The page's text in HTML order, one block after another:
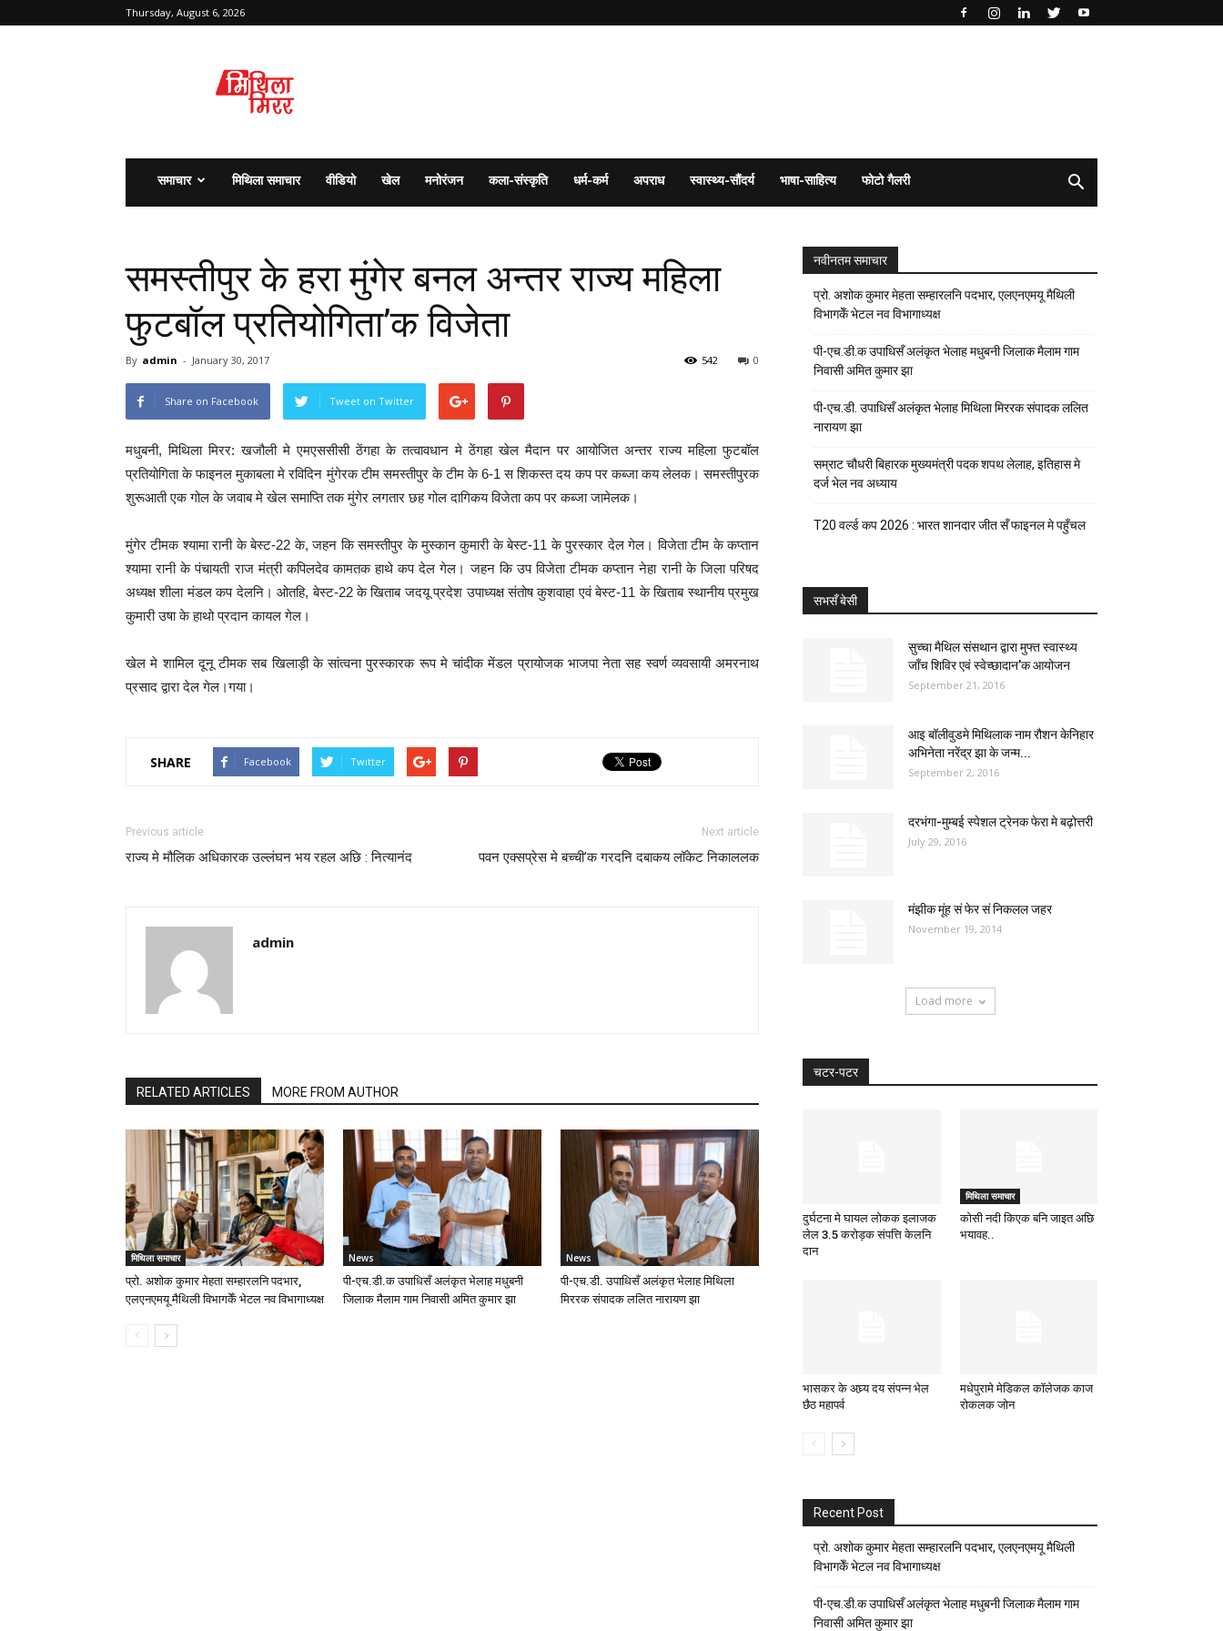
Thursday, August 6, 2026
समाचार मिथिला समाचार वीडियो खेल मनोरंजन कला-संस्कृति धर्म-कर्म अपराध स्वास्थ्य-सौंदर्य भाषा-साहित्य फोटो गैलरी
समस्तीपुर के हरा मुंगेर बनल अन्तर राज्य महिला
फुटबॉल प्रतियोगिता’क विजेता
By admin - January 30, 2017 0
542
Share on Facebook Tweet on Twitter
मधुबनी, मिथिला मिरर: खजौली मे एमएससीसी ठेंगहा के तत्वावधान मे ठेंगहा खेल मैदान पर आयोजित अन्तर राज्य महिला फुटबॉल
प्रतियोगिता के फाइनल मुकाबला मे रविदिन मुंगेरक टीम समस्तीपुर के टीम के 6-1 स शिकस्त दय कप पर कब्जा कय लेलक। समस्तीपुरक
शुरूआती एक गोल के जवाब मे खेल समाप्ति तक मुंगेर लगतार छह गोल दागिकय विजेता कप पर कब्जा जामेलक।
मुंगेर टीमक श्यामा रानी के बेस्ट-22 के, जहन कि समस्तीपुर के मुस्कान कुमारी के बेस्ट-11 के पुरस्कार देल गेल। विजेता टीम के कप्तान
श्यामा रानी के पंचायती राज मंत्री कपिलदेव कामतक हाथे कप देल गेल। जहन कि उप विजेता टीमक कप्तान नेहा रानी के जिला परिषद
अध्यक्ष शीला मंडल कप देलनि। ओतहि, बेस्ट-22 के खिताब जदयू प्रदेश उपाध्यक्ष संतोष कुशवाहा एवं बेस्ट-11 के खिताब स्थानीय प्रमुख
कुमारी उषा के हाथो प्रदान कायल गेल।
खेल मे शामिल दूनू टीमक सब खिलाड़ी के सांत्वना पुरस्कारक रूप मे चांदीक मेंडल प्रायोजक भाजपा नेता सह स्वर्ण व्यवसायी अमरनाथ
प्रसाद द्वारा देल गेल।गया।
SHARE Facebook Twitter
Previous article
राज्य मे मौलिक अधिकारक उल्लंघन भय रहल अछि : नित्यानंद
Next article
पवन एक्सप्रेस मे बच्ची’क गरदनि दबाकय लॉकेट निकाललक
admin
RELATED ARTICLES MORE FROM AUTHOR
मिथिला समाचार
प्रो. अशोक कुमार मेहता सम्हारलनि पदभार,
एलएनएमयू मैथिली विभागकेँ भेटल नव विभागाध्यक्ष
News
पी-एच.डी.क उपाधिसँ अलंकृत भेलाह मधुबनी
जिलाक मैलाम गाम निवासी अमित कुमार झा
News
पी-एच.डी. उपाधिसँ अलंकृत भेलाह मिथिला
मिररक संपादक ललित नारायण झा
नवीनतम समाचार
प्रो. अशोक कुमार मेहता सम्हारलनि पदभार, एलएनएमयू मैथिली
विभागकेँ भेटल नव विभागाध्यक्ष
पी-एच.डी.क उपाधिसँ अलंकृत भेलाह मधुबनी जिलाक मैलाम गाम
निवासी अमित कुमार झा
पी-एच.डी. उपाधिसँ अलंकृत भेलाह मिथिला मिररक संपादक ललित
नारायण झा
सम्राट चौधरी बिहारक मुख्यमंत्री पदक शपथ लेलाह, इतिहास मे
दर्ज भेल नव अध्याय
T20 वर्ल्ड कप 2026 : भारत शानदार जीत सँ फाइनल मे पहुँचल
सभसँ बेसी
सुच्चा मैथिल संसथान द्वारा मुफ्त स्वास्थ्य
जाँच शिविर एवं स्वेच्छादान’क आयोजन
September 21, 2016
आइ बॉलीवुडमे मिथिलाक नाम रौशन केनिहार
अभिनेता नरेंद्र झा के जन्म...
September 2, 2016
दरभंगा-मुम्बई स्पेशल ट्रेनक फेरा मे बढ़ोत्तरी
July 29, 2016
मंझीक मूंह सं फेर सं निकलल जहर
November 19, 2014
Load more
चटर-पटर
दुर्घटना मे घायल लोकक इलाजक
लेल 3.5 करोड़क संपत्ति केलनि
दान
मिथिला समाचार
कोसी नदी किएक बनि जाइत अछि
भयावह..
भासकर के अघ्र्य दय संपन्न भेल
छैठ महापर्व
मधेपुरामे मेडिकल कॉलेजक काज
रोकलक जोन
Recent Post
प्रो. अशोक कुमार मेहता सम्हारलनि पदभार, एलएनएमयू मैथिली
विभागकेँ भेटल नव विभागाध्यक्ष
पी-एच.डी.क उपाधिसँ अलंकृत भेलाह मधुबनी जिलाक मैलाम गाम
निवासी अमित कुमार झा